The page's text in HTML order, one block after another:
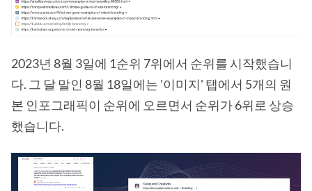
2023년 8월 3일에 1순위 7위에서 순위를 시작했습니
다. 그 달 말인 8월 18일에는 '이미지' 탭에서 5개의 원
본 인포그래픽이 순위에 오르면서 순위가 6위로 상승
했습니다.